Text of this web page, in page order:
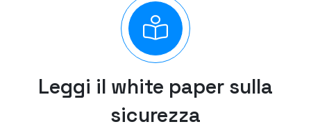
Leggi il white paper sulla
sicurezza